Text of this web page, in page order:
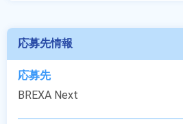
応募先情報
応募先
BREXA Next